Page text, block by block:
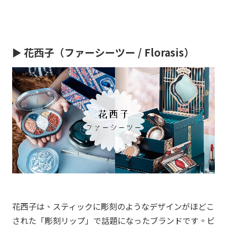
► 花西子（ファーシーツー / Florasis）
花西子は、スティックに彫刻のようなデザインがほどこ
された「彫刻リップ」で話題になったブランドです。ビ